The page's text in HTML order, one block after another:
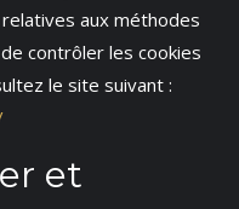
aux méthodes
contrôler les cookies
le site suivant :
et